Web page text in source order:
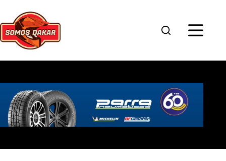
contenido